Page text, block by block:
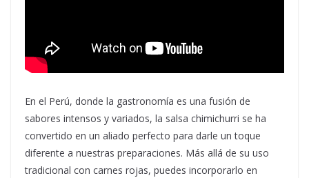
En el Perú, donde la gastronomía es una fusión de
sabores intensos y variados, la salsa chimichurri se ha
convertido en un aliado perfecto para darle un toque
diferente a nuestras preparaciones. Más allá de su uso
tradicional con carnes rojas, puedes incorporarlo en